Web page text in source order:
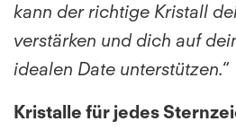
kann der richtige Kristall
verstärken und dich auf
idealen Date unterstützen.“
Kristalle für jedes